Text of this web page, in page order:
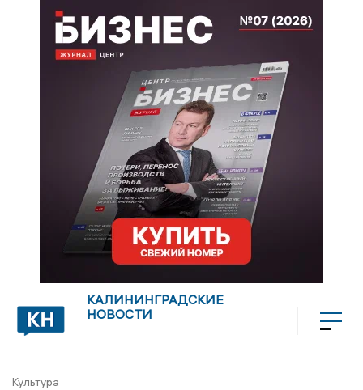
КАЛИНИНГРАДСКИЕ
НОВОСТИ
Культура